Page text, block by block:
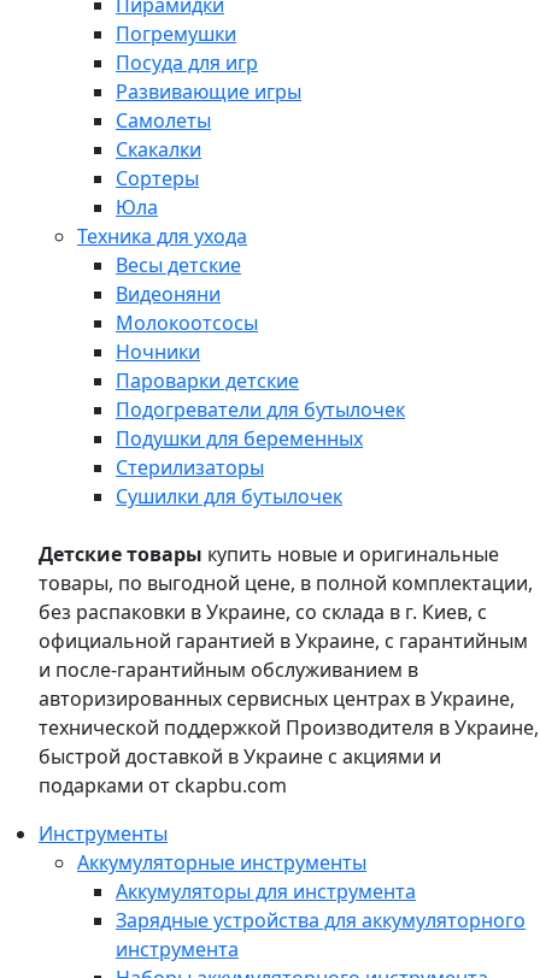
Погремушки
Посуда для игр
Развивающие игры
Самолеты
Скакалки
Сортеры
Юла
Техника для ухода
Весы детские
Видеоняни
Молокоотсосы
Ночники
Пароварки детские
Подогреватели для бутылочек
Подушки для беременных
Стерилизаторы
Сушилки для бутылочек
Детские товары купить новые и оригинальные
товары, по выгодной цене, в полной комплектации,
без распаковки в Украине, со склада в г. Киев, с
официальной гарантией в Украине, с гарантийным
и после-гарантийным обслуживанием в
авторизированных сервисных центрах в Украине,
технической поддержкой Производителя в Украине,
быстрой доставкой в Украине с акциями и
подарками от ckapbu.com
Инструменты
Аккумуляторные инструменты
Аккумуляторы для инструмента
Зарядные устройства для аккумуляторного
инструмента